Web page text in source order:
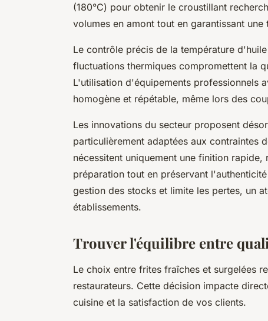
(180°C) pour obtenir le croustillant
volumes en amont tout en garantissant
Le contrôle précis de la température
fluctuations thermiques compromettent la
L'utilisation d'équipements professionnels
homogène et répétable, même lors des
Les innovations du secteur proposent
particulièrement adaptées aux contraintes
nécessitent uniquement une finition
préparation tout en préservant
gestion des stocks et limite les pertes, un
établissements.
Trouver l'équilibre entre
Le choix entre frites fraîches et surgelées
restaurateurs. Cette décision impacte
cuisine et la satisfaction de vos clients.